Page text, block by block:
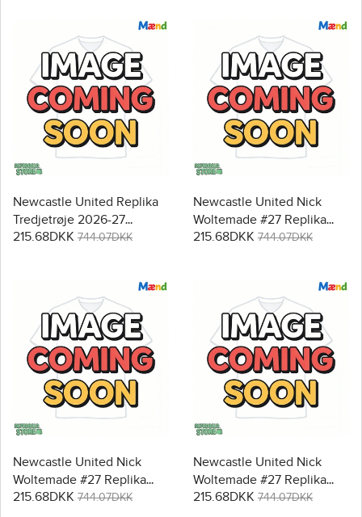
Newcastle United Replika
Tredjetrøje 2026-27
Kortærmet
215.68DKK 744.07DKK
Newcastle United Nick
Woltemade #27 Replika
Hjemmebanetrøje 2026-27
215.68DKK 744.07DKK
Newcastle United Nick
Woltemade #27 Replika
Udebanetrøje 2026-27
215.68DKK 744.07DKK
Newcastle United Nick
Woltemade #27 Replika
Tredjetrøje 2026-27
215.68DKK 744.07DKK